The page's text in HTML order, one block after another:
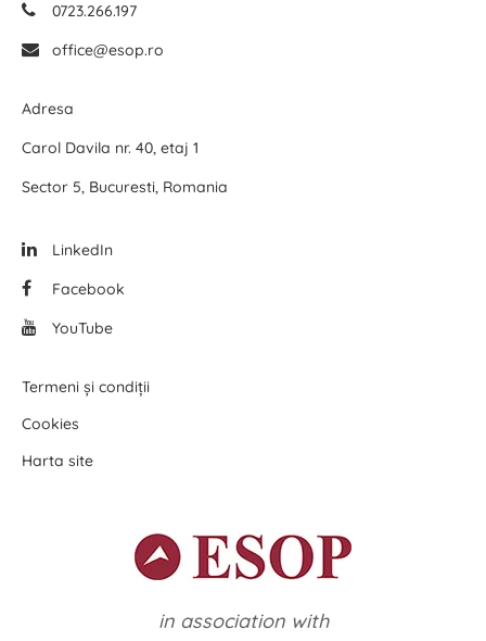
0723.266.197
office@esop.ro
Adresa
Carol Davila nr. 40, etaj 1
Sector 5, Bucuresti, Romania
LinkedIn
Facebook
YouTube
Termeni și condiții
Cookies
Harta site
in association with